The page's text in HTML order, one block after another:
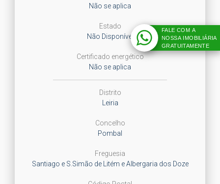
Não se aplica
Estado
Não Disponível
Certificado energético
Não se aplica
Distrito
Leiria
Concelho
Pombal
Freguesia
Santiago e S.Simão de Litém e Albergaria dos Doze
FALE COM A
NOSSA IMOBILIÁRIA
GRATUITAMENTE